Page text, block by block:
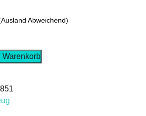
Abweichend)
Warenkorb